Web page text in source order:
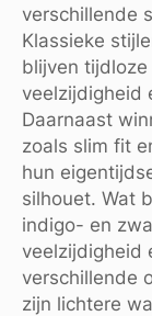
verschillende
Klassieke
blijven
veelzijdigheid
Daarnaast
zoals slim fit
hun
silhouet. Wat
indigo- en
veelzijdigheid
verschillende
zijn lichtere